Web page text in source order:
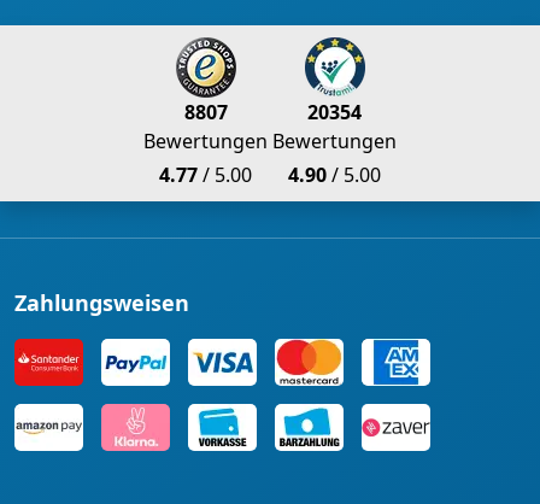
8807
Bewertungen
4.77/ 5.00
20354
Bewertungen
4.90/ 5.00
Zahlungsweisen